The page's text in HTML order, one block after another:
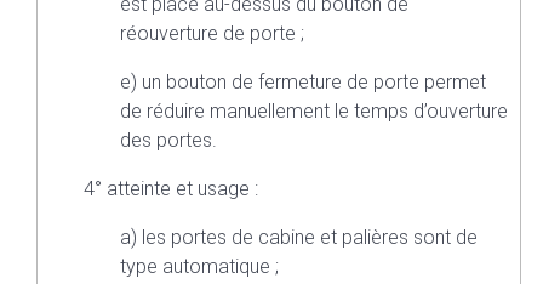
réouverture de porte ;
e) un bouton de fermeture de porte permet
de réduire manuellement le temps d’ouverture
des portes.
4° atteinte et usage :
a) les portes de cabine et palières sont de
type automatique ;